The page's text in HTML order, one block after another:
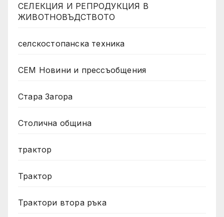
СЕЛЕКЦИЯ И РЕПРОДУКЦИЯ В
ЖИВОТНОВЪДСТВОТО
селскостопанска техника
СЕМ Новини и прессъобщения
Стара Загора
Столична община
трактор
Трактор
Трактори втора ръка